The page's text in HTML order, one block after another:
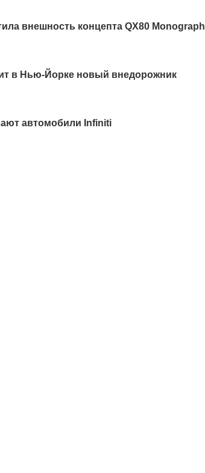
внешность концепта QX80 Monograph
в Нью-Йорке новый внедорожник
автомобили Infiniti